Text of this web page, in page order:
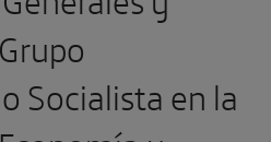
Socialista en la